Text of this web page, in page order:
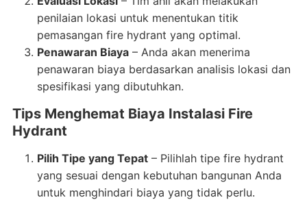
penilaian lokasi untuk menentukan titik
pemasangan fire hydrant yang optimal.
Penawaran Biaya– Anda akan menerima
penawaran biaya berdasarkan analisis lokasi dan
spesifikasi yang dibutuhkan.
Tips Menghemat Biaya Instalasi Fire
Hydrant
Pilih Tipe yang Tepat– Pilihlah tipe fire hydrant
yang sesuai dengan kebutuhan bangunan Anda
untuk menghindari biaya yang tidak perlu.